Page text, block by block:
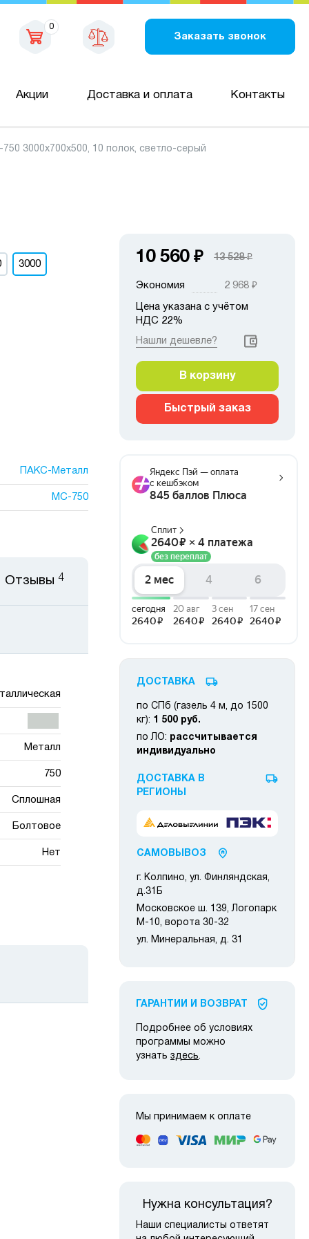
0
Заказать звонок
Акции Доставка и оплата Контакты
3000х700х500, 10 полок, светло-серый
3000
ПАКС-Металл
МС-750
Металл
750
Сплошная
Болтовое
Нет
Отзывы 4
10 560 ₽ 13 528₽
Экономия 2 968 ₽
Цена указана с учётом
НДС 22%
Нашли дешевле?
В корзину
Быстрый заказ
ДОСТАВКА
по СПб (газель 4 м, до 1500
кг): 1 500 руб.
по ЛО: рассчитывается
индивидуально
ДОСТАВКА В
РЕГИОНЫ
САМОВЫВОЗ
г. Колпино, ул. Финляндская,
д.31Б
Московское ш. 139, Логопарк
М-10, ворота 30-32
ул. Минеральная, д. 31
ГАРАНТИИ И ВОЗВРАТ
Подробнее об условиях
программы можно
узнать здесь.
Мы принимаем к оплате
Нужна консультация?
Наши специалисты ответят